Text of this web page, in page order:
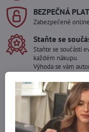
BEZPEČNÁ
Zabezpečené
Staňte se
Staňte se součástí
každém nákupu.
Výhoda se vám
Máte zájem o
Kontaktujte nás na mail,